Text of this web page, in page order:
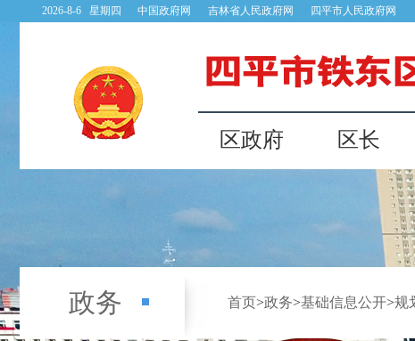
2026-8-6 星期四 中国政府网 吉林省人民政府网 四平市人民政府网
区政府 区长
政务 首页>政务>基础信息公开>规